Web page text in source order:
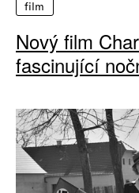
film
Nový film
fascinující